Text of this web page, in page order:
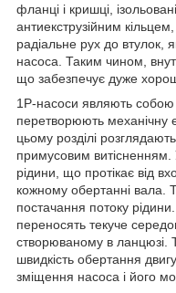
фланці і кришці,
антиекструзійним
радіальне рух до втулок,
насоса. Таким чином,
що забезпечує дуже
1P-насоси являють собою
перетворюють механічну
цьому розділі
примусовим
рідини, що протікає від
кожному обертанні вала.
постачання потоку
переносять текуче
створюваному в ланцюзі.
швидкість обертання
зміщення насоса і його